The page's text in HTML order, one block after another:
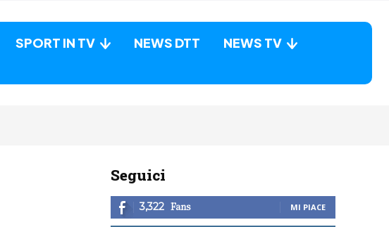
SPORT IN TV NEWS DTT
NEWS TV
Seguici
3,322 Fans MI PIACE